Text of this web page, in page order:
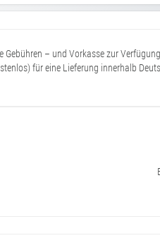
– und Vorkasse zur Verfügung
für eine Lieferung innerhalb